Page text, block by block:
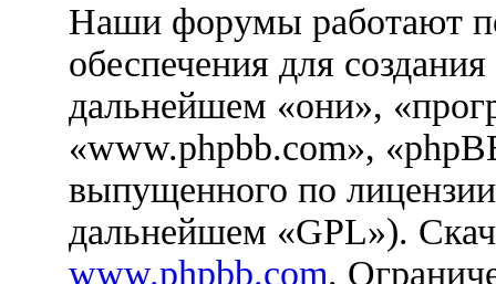
Наши форумы работают
обеспечения для
дальнейшем «они»,
«www.phpbb.com»,
выпущенного по
дальнейшем «GPL»).
www.phpbb.com.